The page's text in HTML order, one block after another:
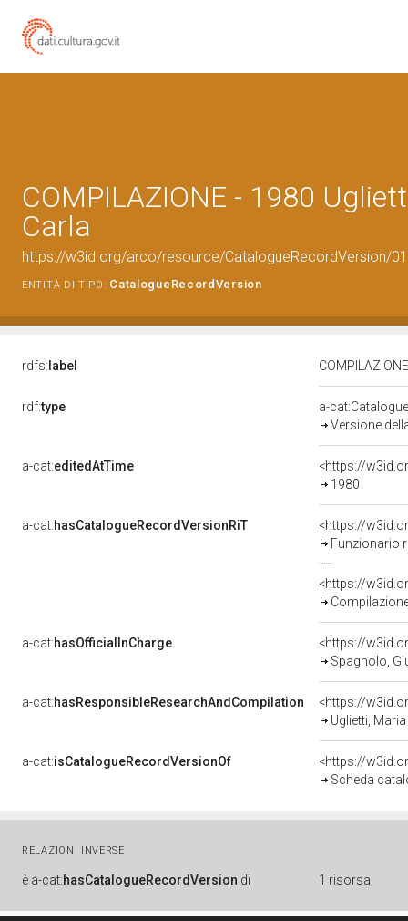
COMPILAZIONE - 1980
Carla
https://w3id.org/arco/resource/CatalogueRecordVersion/
ENTITÀ DI TIPO: CatalogueRecordVersion
rdfs: label
rdf:type
a-
Versione
a-cat:editedAtTime
<https://
1980
a-cat:hasCatalogueRecordVersionRiT
Funzionario
a-cat:hasOfficialInCharge
<https://
Spagnolo,
a-cat:hasResponsibleResearchAndCompilation
<https://
Uglietti,
a-cat:isCatalogueRecordVersionOf
<https://
Scheda
RELAZIONI INVERSE
è a-cat:hasCatalogueRecordVersion di 1 risorsa